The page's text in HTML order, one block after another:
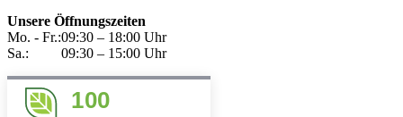
Unsere Öffnungszeiten
Mo. - Fr.:09:30 – 18:00 Uhr
Sa.:
09:30 – 15:00 Uhr
100